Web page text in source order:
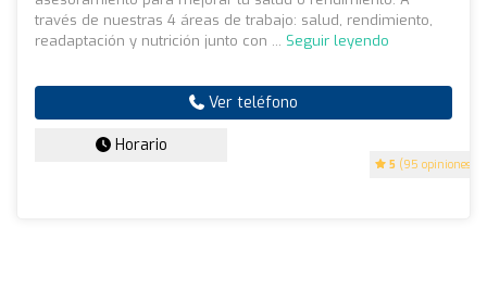
5 (95 opiniones)
través de nuestras 4 áreas de trabajo: salud, rendimiento,
readaptación y nutrición junto con ... Seguir leyendo
Ver teléfono
Horario